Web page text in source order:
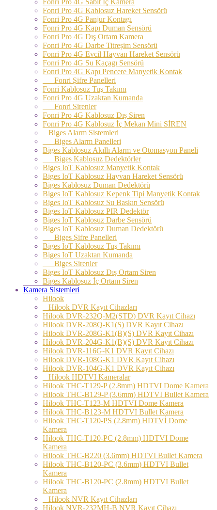
Fonri Pro 4G Kablosuz Hareket Sensörü
Fonri Pro 4G Panjur Kontagı
Fonri Pro 4G Kapı Duman Sensörü
Fonri Pro 4G Dış Ortam Kamera
Fonri Pro 4G Darbe Titreşim Sensörü
Fonri Pro 4G Evcil Hayvan Hareket Sensörü
Fonri Pro 4G Su Kaçagı Sensörü
Fonri Pro 4G Kapı Pencere Manyetik Kontak
Fonri Şifre Panelleri
Fonri Kablosuz Tuş Takımı
Fonri Pro 4G Uzaktan Kumanda
Fonri Sirenler
Fonri Pro 4G Kablosuz Dış Siren
Fonri Pro 4G Kablosuz İç Mekan Mini SİREN
Biges Alarm Sistemleri
Biges Alarm Panelleri
Biges Kablosuz Akıllı Alarm ve Otomasyon Paneli
Biges Kablosuz Dedektörler
Biges IoT Kablosuz Manyetik Kontak
Biges IoT Kablosuz Hayvan Hareket Sensörü
Biges Kablosuz Duman Dedektörü
Biges IoT Kablosuz Kepenk Tipi Manyetik Kontak
Biges IoT Kablosuz Su Baskın Sensörü
Biges IoT Kablosuz PIR Dedektör
Biges IoT Kablosuz Darbe Sensörü
Biges IoT Kablosuz Duman Dedektörü
Biges Şifre Panelleri
Biges IoT Kablosuz Tuş Takımı
Biges IoT Uzaktan Kumanda
Biges Sirenler
Biges IoT Kablosuz Dış Ortam Siren
Biges Kablosuz İç Ortam Siren
Kamera Sistemleri
Hilook
Hilook DVR Kayıt Cihazları
Hilook DVR-232Q-M2(STD) DVR Kayıt Cihazı
Hilook DVR-208Q-K1(S) DVR Kayıt Cihazı
Hilook DVR-208G-K1(B)(S) DVR Kayıt Cihazı
Hilook DVR-204G-K1(B)(S) DVR Kayıt Cihazı
Hilook DVR-116G-K1 DVR Kayıt Cihazı
Hilook DVR-108G-K1 DVR Kayıt Cihazı
Hilook DVR-104G-K1 DVR Kayıt Cihazı
Hilook HDTVI Kameralar
Hilook THC-T129-P (2.8mm) HDTVI Dome Kamera
Hilook THC-B129-P (3.6mm) HDTVI Bullet Kamera
Hilook THC-T123-M HDTVI Dome Kamera
Hilook THC-B123-M HDTVI Bullet Kamera
Hilook THC-T120-PS (2.8mm) HDTVİ Dome
Kamera
Hilook THC-T120-PC (2.8mm) HDTVI Dome
Kamera
Hilook THC-B220 (3.6mm) HDTVI Bullet Kamera
Hilook THC-B120-PC (3.6mm) HDTVI Bullet
Kamera
Hilook THC-B120-PC (2.8mm) HDTVI Bullet
Kamera
Hilook NVR Kayıt Cihazları
Hilook NVR-232MH-B NVR Kayıt Cihazı